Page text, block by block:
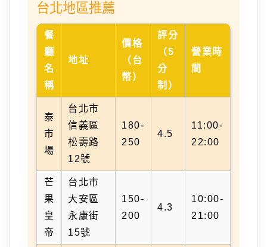
台北地區推薦
餐
廳
名
稱
地址
價格
（台
幣）
評分
（5
分
制）
營業時
間
泰
市
場
台北市
信義區
松壽路
12號
180-
250
4.5
11:00-
22:00
芒
果
皇
帝
台北市
大安區
永康街
15號
150-
200
4.3
10:00-
21:00